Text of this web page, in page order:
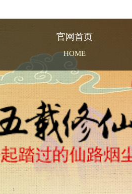
官网首页
HOME